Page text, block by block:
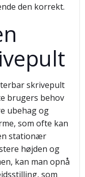
den korrekt.
skrivepult
brugers behov
ubehag og
som ofte kan
stationær
højden og
kan man opnå
som